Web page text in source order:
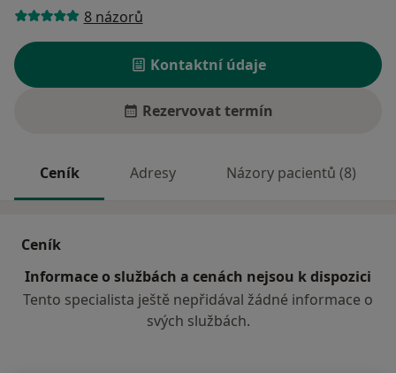
8 názorů
Kontaktní údaje
Rezervovat termín
Ceník Adresy Názory pacientů (8)
Ceník
Informace o službách a cenách nejsou k dispozici
Tento specialista ještě nepřidával žádné informace o
svých službách.